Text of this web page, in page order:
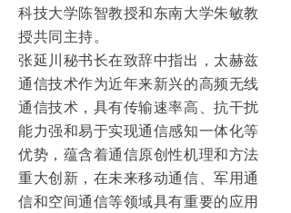
科技大学陈智教授和东南大学朱敏教
授共同主持。
张延川秘书长在致辞中指出，太赫兹
通信技术作为近年来新兴的高频无线
通信技术，具有传输速率高、抗干扰
能力强和易于实现通信感知一体化等
优势，蕴含着通信原创性机理和方法
重大创新，在未来移动通信、军用通
信和空间通信等领域具有重要的应用